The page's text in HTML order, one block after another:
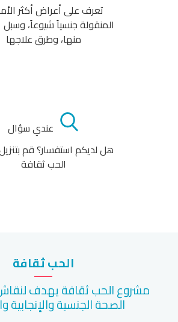
تعرف على أعراض أكثر
المنقولة جنسياً شيوعاً، وسبل
منها، وطرق علاجها
عندي سؤال
هل لديكم استفسار؟ قم
الحب ثقافة
الحب ثقافة
مشروع الحب ثقافة يهدف
الصحة الجنسية والإنجابية